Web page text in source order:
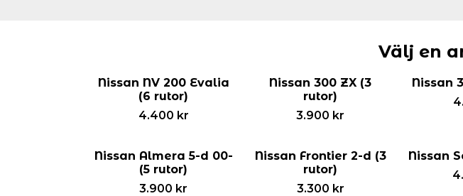
Välj en
Nissan NV 200 Evalia
(6 rutor)
4.400 kr
Nissan 300 ZX (3
rutor)
3.900 kr
Nissan
Nissan Almera 5-d 00-
(5 rutor)
3.900 kr
Nissan Frontier 2-d (3
rutor)
3.300 kr
Nissan